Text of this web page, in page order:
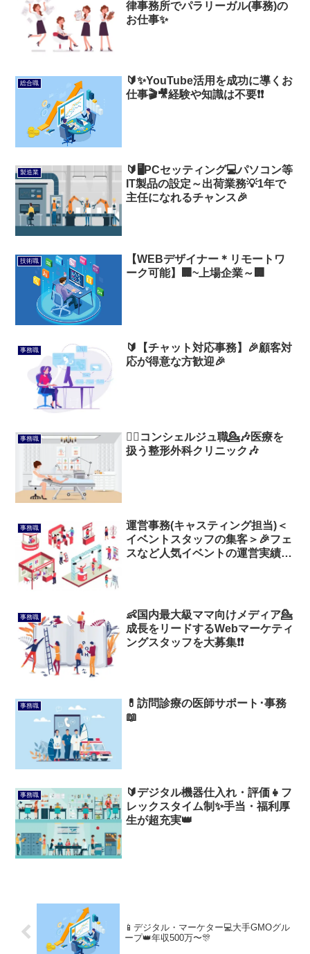
律事務所でパラリーガル(事務)の
お仕事✨
総合職
🔰✨YouTube活用を成功に導くお
仕事🎬🎥経験や知識は不要❗❗
製造業
🔰🖥️PCセッティング💻️パソコン等
IT製品の設定～出荷業務💡1年で
主任になれるチャンス🎉
技術職
【WEBデザイナー＊リモートワ
ーク可能】🏢~上場企業～🏢
事務職
🔰【チャット対応事務】🎉顧客対
応が得意な方歓迎🎉
事務職
💁‍♂️コンシェルジュ職💁🎶医療を
扱う整形外科クリニック🎶
事務職
運営事務(キャスティング担当)＜
イベントスタッフの集客＞🎉フェ
スなど人気イベントの運営実績多
事務職
👶国内最大級ママ向けメディア💁
成長をリードするWebマーケティ
ングスタッフを大募集❗❗
事務職
💊訪問診療の医師サポート･事務
📖
事務職
🔰デジタル機器仕入れ・評価👧フ
レックスタイム制✨手当・福利厚
生が超充実👑
📱デジタル・マーケター💻️大手GMOグル
ープ👑年収500万〜🎊